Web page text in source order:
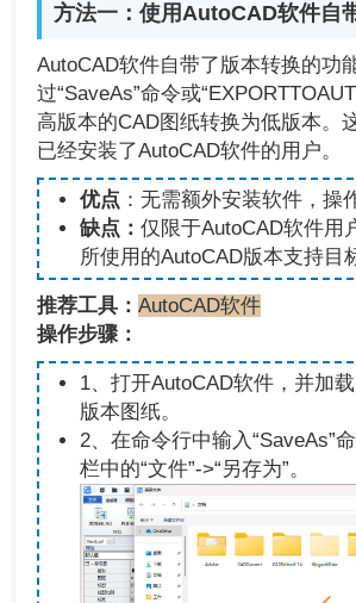
方法一：使用AutoCAD软件自
AutoCAD软件自带了版本转换的功
过“SaveAs”命令或
高版本的CAD图纸转换为低版本。
已经安装了AutoCAD软件的用户。
优点 ：无需额外安装软件，操
缺点： 仅限于AutoCAD软件用
所使用的AutoCAD版本支持目
推荐工具：AutoCAD软件
操作步骤：
1、打开AutoCAD软件，并加
版本图纸。
2、在命令行中输入“SaveAs”
栏中的“文件”->“另存为”。